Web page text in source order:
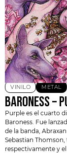
VINILO METAL
BARONESS –
Purple es el cuarto
Baroness . Fue
de la banda,
Sebastian
respectivamente y